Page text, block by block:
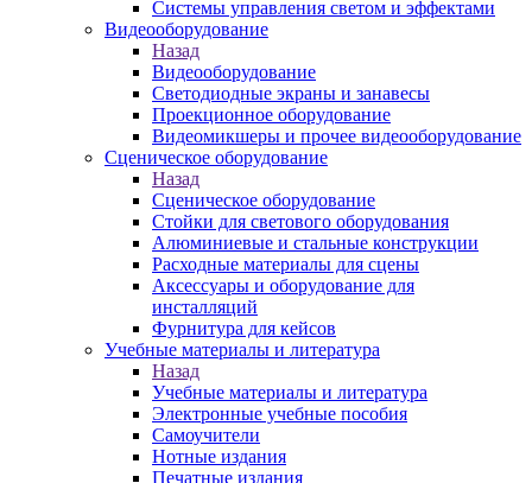
Системы управления светом и эффектами
Видеооборудование
Назад
Видеооборудование
Светодиодные экраны и занавесы
Проекционное оборудование
Видеомикшеры и прочее видеооборудование
Сценическое оборудование
Назад
Сценическое оборудование
Стойки для светового оборудования
Алюминиевые и стальные конструкции
Расходные материалы для сцены
Аксессуары и оборудование для
инсталляций
Фурнитура для кейсов
Учебные материалы и литература
Назад
Учебные материалы и литература
Электронные учебные пособия
Самоучители
Нотные издания
Печатные издания